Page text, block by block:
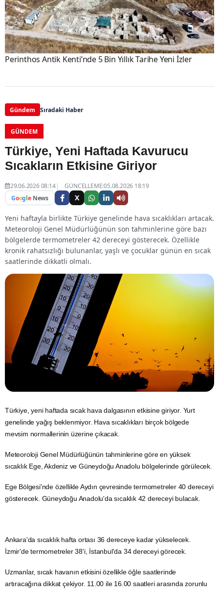
Perinthos Antik Kenti’nde 5 Bin Yıllık Tarihe Yeni İzler
Gündem Sıradaki Haber
GÜNDEM
Türkiye, Yeni Haftada Kavurucu
Sıcakların Etkisine Giriyor
29.06.2026 08:14
GÜNCELLEME:05.08.2026 18:19
Google News X
Yeni haftayla birlikte Türkiye genelinde hava sıcaklıkları artacak.
Meteoroloji Genel Müdürlüğünün son tahminlerine göre bazı
bölgelerde termometreler 42 dereceyi gösterecek. Özellikle
kronik rahatsızlığı bulunanlar, yaşlı ve çocuklar günün en sıcak
saatlerinde dikkatli olmalı.
Türkiye, yeni haftada sıcak hava dalgasının etkisine giriyor. Yurt
genelinde yağış beklenmiyor. Hava sıcaklıkları birçok bölgede
mevsim normallerinin üzerine çıkacak.
MeteorolojiGenel Müdürlüğünün tahminlerine göre en yüksek
sıcaklık Ege, Akdeniz ve GüneydoğuAnadolu bölgelerinde görülecek.
Ege Bölgesi'nde özellikleAydın çevresinde termometreler 40 dereceyi
gösterecek. Güneydoğu Anadolu'da sıcaklık 42 dereceyi bulacak.
Ankara'da sıcaklık hafta ortası 36 dereceye kadar yükselecek.
İzmir'de termometreler 38'i, İstanbul'da 34 dereceyi görecek.
Uzmanlar, sıcak havanın etkisini özellikle öğle saatlerinde
artıracağına dikkat çekiyor. 11.00 ile 16.00 saatleri arasında zorunlu